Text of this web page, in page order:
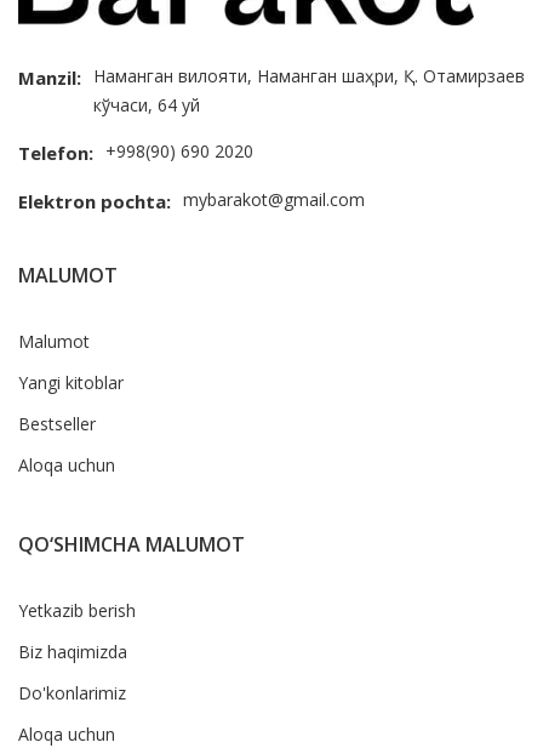
Manzil: Наманган вилояти, Наманган шаҳри, Қ. Отамирзаев
кўчаси, 64 уй
Telefon: +998(90) 690 2020
Elektron pochta: mybarakot@gmail.com
MALUMOT
Malumot
Yangi kitoblar
Bestseller
Aloqa uchun
QO‘SHIMCHA MALUMOT
Yetkazib berish
Biz haqimizda
Do'konlarimiz
Aloqa uchun